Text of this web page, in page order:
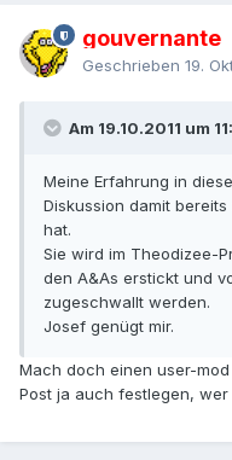
gouvernante
Geschrieben 19.
Am 19.10.2011 um
Meine Erfahrung in
Diskussion damit
hat.
Sie wird im Theodizee-
den A&As erstickt und
zugeschwallt werden.
Josef genügt mir.
Mach doch einen user-
Post ja auch festlegen,